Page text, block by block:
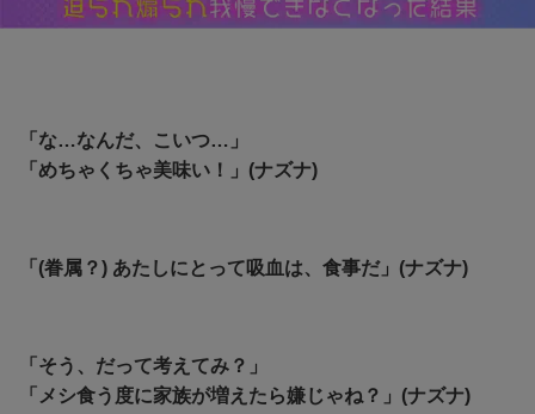
「な…なんだ、こいつ…」
「めちゃくちゃ美味い！」(ナズナ)
「(眷属？) あたしにとって吸血は、食事だ」(ナズナ)
「そう、だって考えてみ？」
「メシ食う度に家族が増えたら嫌じゃね？」(ナズナ)